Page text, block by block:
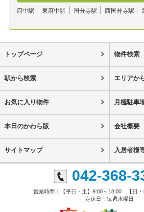
府中駅 東府中駅 国分寺駅 西国分寺駅
トップページ 物件検索
駅から検索 エリアか
お気に入り物件 月極駐車
本日のかわら版 会社概要
サイトマップ 入居者様
042-368-
営業時間：【平日・土】9:00～18:00 【日・
定休日：毎週水曜日